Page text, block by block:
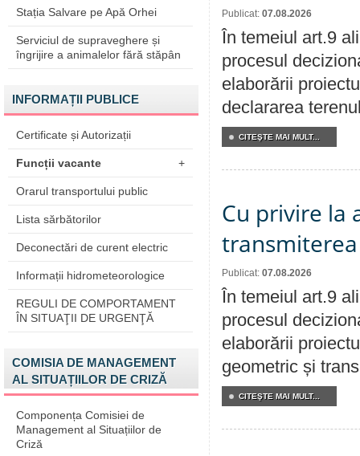
Stația Salvare pe Apă Orhei
Serviciul de supraveghere și
îngrijire a animalelor fără stăpân
INFORMAȚII PUBLICE
Certificate și Autorizații
Funcții vacante +
Orarul transportului public
Lista sărbătorilor
Deconectări de curent electric
Informații hidrometeorologice
REGULI DE COMPORTAMENT
ÎN SITUAŢII DE URGENŢĂ
COMISIA DE MANAGEMENT
AL SITUAȚIILOR DE CRIZĂ
Componența Comisiei de
Management al Situațiilor de
Criză
Publicat: 07.08.2026
În temeiul art.9
procesul
elaborării
declararea
CITEŞTE MAI MULT...
Cu privire la
Publicat: 07.08.2026
În temeiul art.9
procesul
elaborării
geometric și
CITEŞTE MAI MULT...